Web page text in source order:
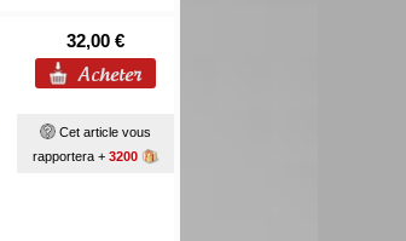
32,00 €
Cet article vous
rapportera + 3200